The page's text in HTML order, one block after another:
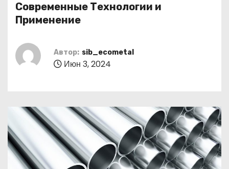
Современные Технологии и
Применение
Автор: sib_ecometal
Июн 3, 2024